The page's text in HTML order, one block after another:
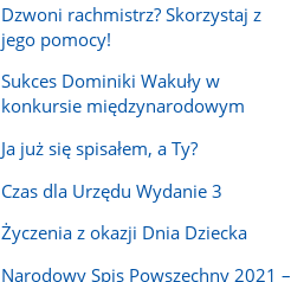
Dzwoni rachmistrz? Skorzystaj z
jego pomocy!
Sukces Dominiki Wakuły w
konkursie międzynarodowym
Ja już się spisałem, a Ty?
Czas dla Urzędu Wydanie 3
Życzenia z okazji Dnia Dziecka
Narodowy Spis Powszechny 2021 –